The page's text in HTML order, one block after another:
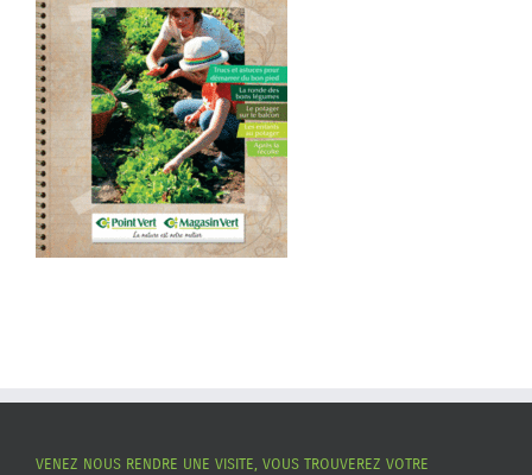
VENEZ NOUS RENDRE UNE VISITE, VOUS TROUVEREZ VOTRE